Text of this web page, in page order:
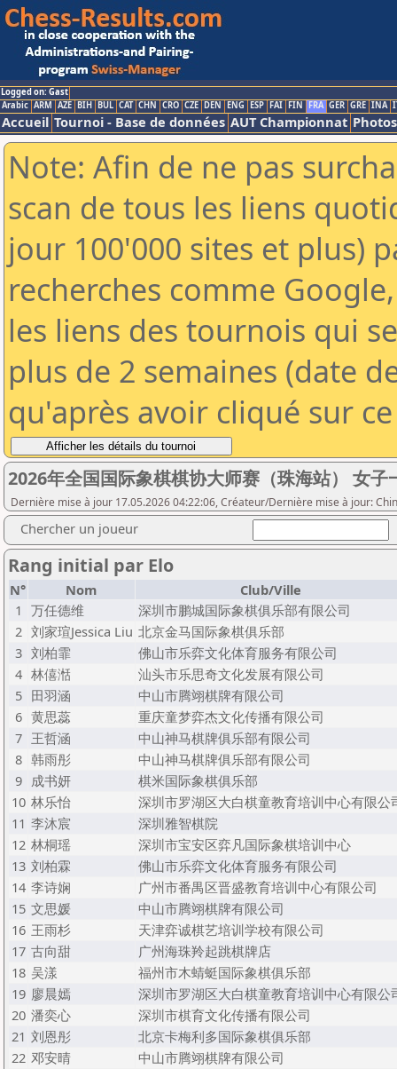
Logged on: Gast
Arabic ARM AZE BIH BUL CAT CHN CRO CZE DEN ENG ESP FAI FIN FRA GER GRE INA
Accueil Tournoi - Base de données AUT Championnat Photos
Note: Afin de ne pas
scan de tous les liens
jour 100'000 sites et plus)
recherches comme
les liens des tournois qui
plus de 2 semaines (date
qu'après avoir cliqué sur
2026年全国国际象棋棋协大师赛（珠海站） 女子
Dernière mise à jour 17.05.2026 04:22:06, Créateur/Dernière mise à jour:
Chercher un joueur
Rang initial par Elo
N° Nom
Club/Ville
1 万任德维
深圳市鹏城国际象棋俱乐部有限公司
2 刘家瑄Jessica Liu 北京金马国际象棋俱乐部
3 刘柏霏
佛山市乐弈文化体育服务有限公司
4 林僖湉
汕头市乐思奇文化发展有限公司
5 田羽涵
中山市腾翊棋牌有限公司
6 黄思蕊
重庆童梦弈杰文化传播有限公司
7 王哲涵
中山神马棋牌俱乐部有限公司
8 韩雨彤
中山神马棋牌俱乐部有限公司
9 成书妍
棋米国际象棋俱乐部
10 林乐怡
深圳市罗湖区大白棋童教育培训中心有限公
11 李沐宸
深圳雅智棋院
12 林桐瑶
深圳市宝安区弈凡国际象棋培训中心
13 刘柏霖
佛山市乐弈文化体育服务有限公司
14 李诗娴
广州市番禺区晋盛教育培训中心有限公司
15 文思媛
中山市腾翊棋牌有限公司
16 王雨杉
天津弈诚棋艺培训学校有限公司
17 古向甜
广州海珠羚起跳棋牌店
18 吴漾
福州市木蜻蜓国际象棋俱乐部
19 廖晨嫣
深圳市罗湖区大白棋童教育培训中心有限公
20 潘奕心
深圳市棋育文化传播有限公司
21 刘恩彤
北京卡梅利多国际象棋俱乐部
22 邓安晴
中山市腾翊棋牌有限公司